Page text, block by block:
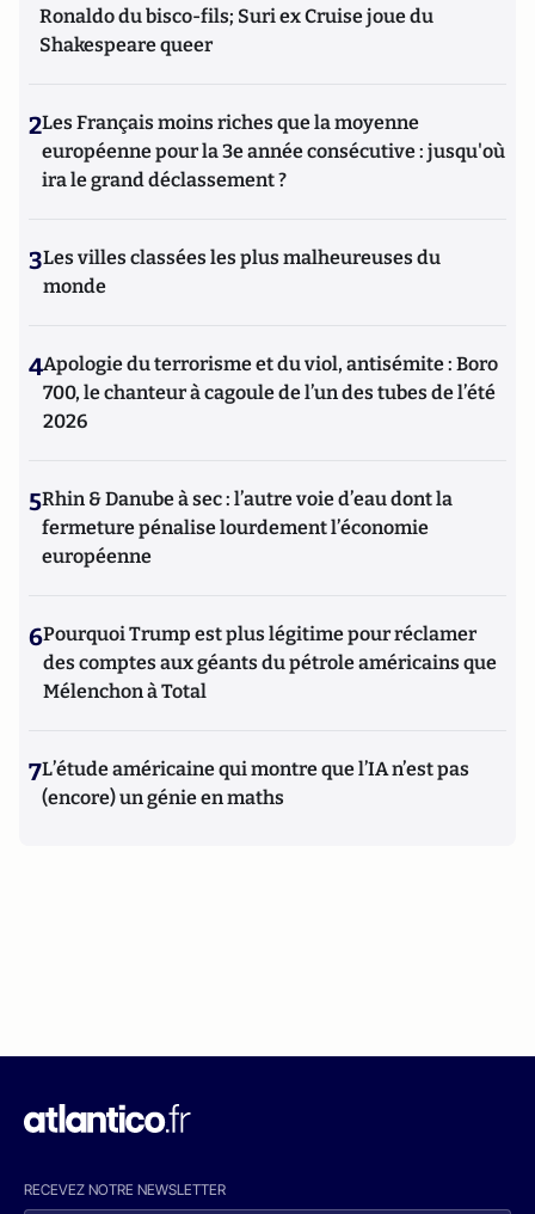
Ronaldo du bisco-fils; Suri ex Cruise joue du
Shakespeare queer
2Les Français moins riches que la moyenne
européenne pour la 3e année consécutive : jusqu'où
ira le grand déclassement ?
3Les villes classées les plus malheureuses du
monde
4Apologie du terrorisme et du viol, antisémite : Boro
700, le chanteur à cagoule de l’un des tubes de l’été
2026
5Rhin & Danube à sec : l’autre voie d’eau dont la
fermeture pénalise lourdement l’économie
européenne
6Pourquoi Trump est plus légitime pour réclamer
des comptes aux géants du pétrole américains que
Mélenchon à Total
7L’étude américaine qui montre que l’IA n’est pas
(encore) un génie en maths
RECEVEZ NOTRE NEWSLETTER